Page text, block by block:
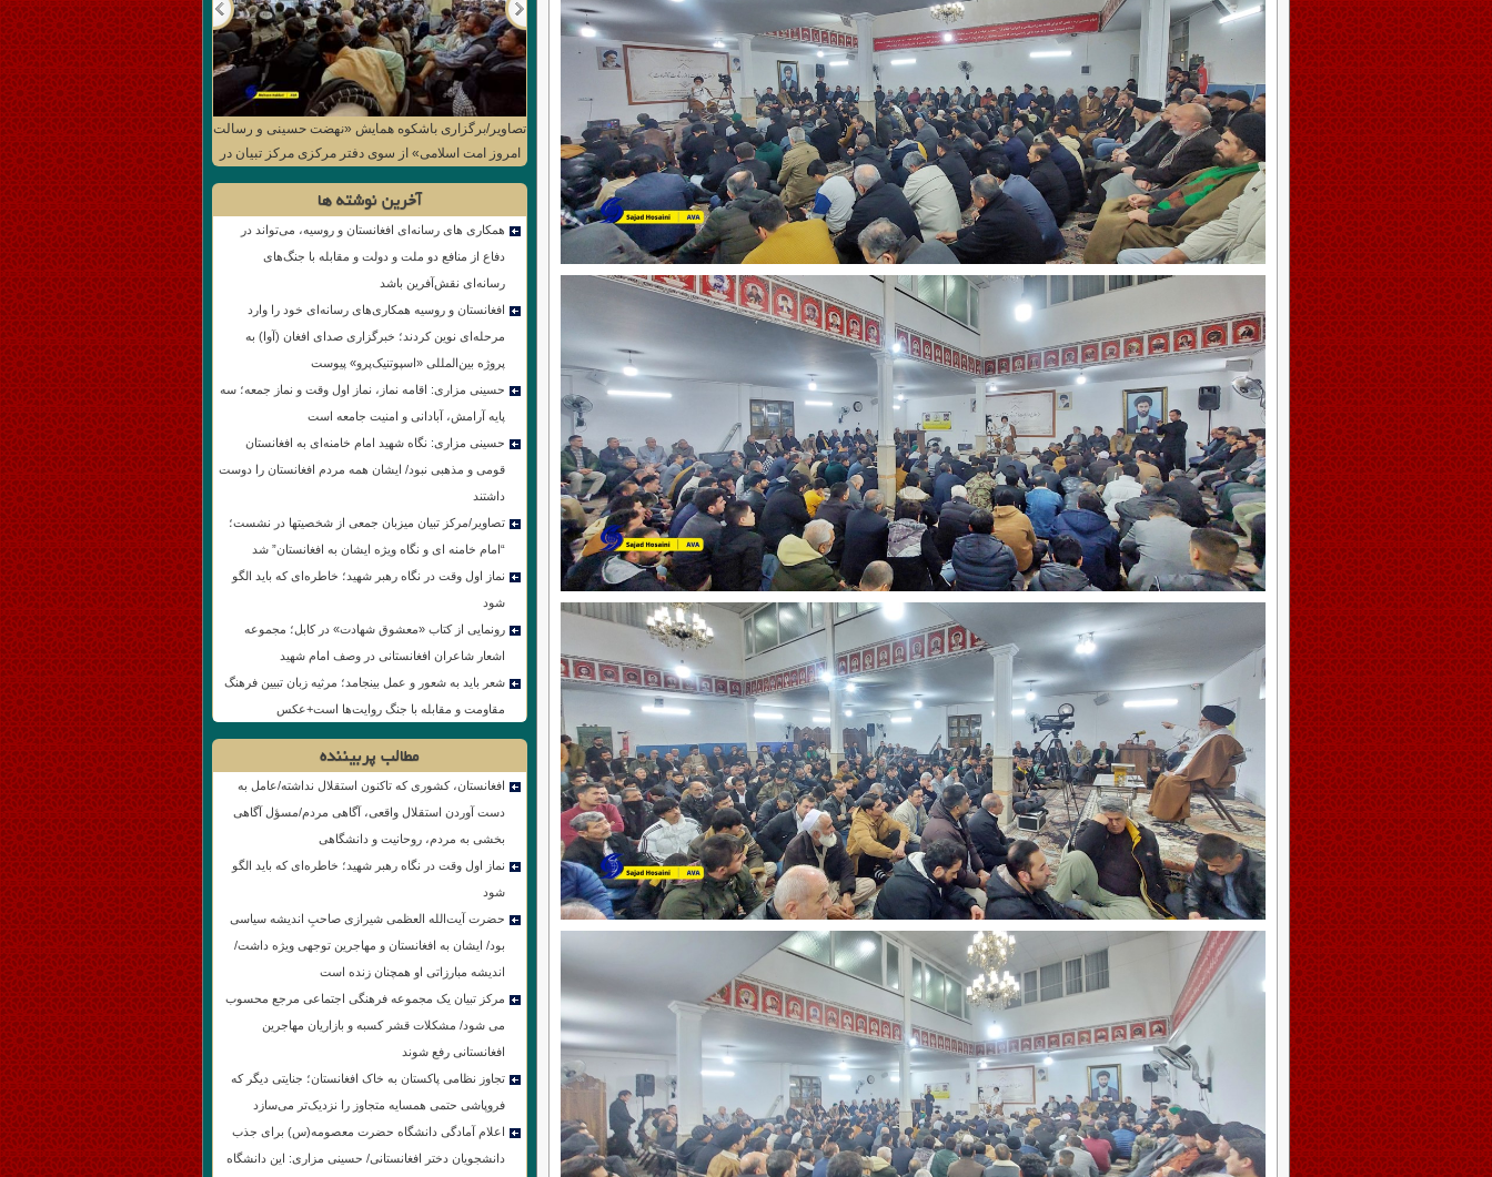
تصاویر/ تجلیل از عید غدیر خم و روز جهانی کودک در کابل
آخرین نوشته ها
همکاری های رسانه‌ای افغانستان و روسیه، می‌تواند در
دفاع از منافع دو ملت و دولت و مقابله با جنگ‌های
رسانه‌ای نقش‌آفرین باشد
افغانستان و روسیه همکاری‌های رسانه‌ای خود را وارد
مرحله‌ای نوین کردند؛ خبرگزاری صدای افغان (آوا) به
پروژه بین‌المللی «اسپوتنیک‌پرو» پیوست
حسینی مزاری: اقامه نماز، نماز اول وقت و نماز جمعه؛ سه
پایه آرامش، آبادانی و امنیت جامعه است
حسینی مزاری: نگاه شهید امام خامنه‌ای به افغانستان
قومی و مذهبی نبود/ ایشان همه مردم افغانستان را دوست
داشتند
تصاویر/مرکز تبیان میزبان جمعی از شخصیتها در نشست؛
“امام خامنه ای و نگاه ویژه ایشان به افغانستان” شد
نماز اول وقت در نگاه رهبر شهید؛ خاطره‌ای که باید الگو
شود
رونمایی از کتاب «معشوق شهادت» در کابل؛ مجموعه
اشعار شاعران افغانستانی در وصف امام شهید
شعر باید به شعور و عمل بینجامد؛ مرثیه زبان تبیین فرهنگ
مقاومت و مقابله با جنگ روایت‌ها است+عکس
مطالب پربیننده
افغانستان، کشوری که تاکنون استقلال نداشته/عامل به
دست آوردن استقلال واقعی، آگاهی مردم/مسؤل آگاهی
بخشی به مردم، روحانیت و دانشگاهی
نماز اول وقت در نگاه رهبر شهید؛ خاطره‌ای که باید الگو
شود
حضرت آیت‌الله العظمی شیرازی صاحبِ اندیشه سیاسی
بود/ ایشان به افغانستان و مهاجرین توجهی ویژه داشت/
اندیشه مبارزاتی او همچنان زنده است
مرکز تبیان یک مجموعه فرهنگی اجتماعی مرجع محسوب
می شود/ مشکلات قشر کسبه و بازاریان مهاجرین
افغانستانی رفع شوند
تجاوز نظامی پاکستان به خاک افغانستان؛ جنایتی دیگر که
فروپاشی حتمی همسایه متجاوز را نزدیک‌تر می‌سازد
اعلام آمادگی دانشگاه حضرت معصومه(س) برای جذب
دانشجویان دختر افغانستانی/ حسینی مزاری: این دانشگاه